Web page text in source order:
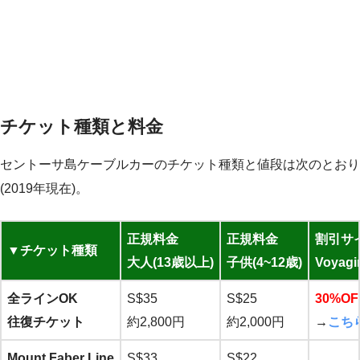
チケット種類と料金
セントーサ島ケーブルカーのチケット種類と値段は次のとおり
(2019年現在)。
▼チケット種類
正規料金
大人(13歳以上)
正規料金
子供(4~12歳)
割引サ
全ラインOK
往復チケット
S$35
約2,800円
S$25
約2,000円
→ こち